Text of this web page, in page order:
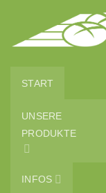
START
UNSERE
PRODUKTE
INFOS